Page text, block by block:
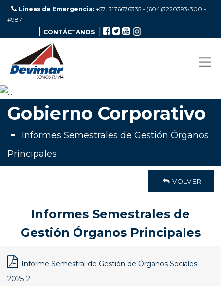
Líneas de Emergencia: +57 3176676335 - (604)3220393-300 -
#987
CONTÁCTANOS
Gobierno Corporativo
-
Informes Semestrales de Gestión Órganos
Principales
VOLVER
Informes Semestrales de
Gestión Órganos Principales
Informe Semestral de Gestión de Órganos Sociales -
2025-2